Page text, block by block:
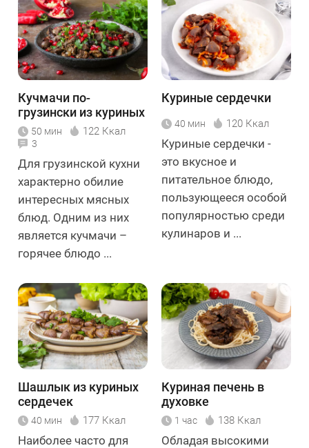
Кучмачи по-
грузински из куриных
потрохов
50 мин 122 Ккал
3
Для грузинской кухни
характерно обилие
интересных мясных
блюд. Одним из них
является кучмачи –
горячее блюдо ...
Куриные сердечки
40 мин 120 Ккал
Куриные сердечки -
это вкусное и
питательное блюдо,
пользующееся особой
популярностью среди
кулинаров и ...
Шашлык из куриных
сердечек
40 мин 177 Ккал
Наиболее часто для
Куриная печень в
духовке
1 час 138 Ккал
Обладая высокими